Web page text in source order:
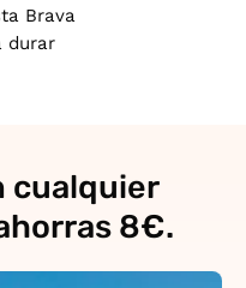
Brava
durar
cualquier
8€.